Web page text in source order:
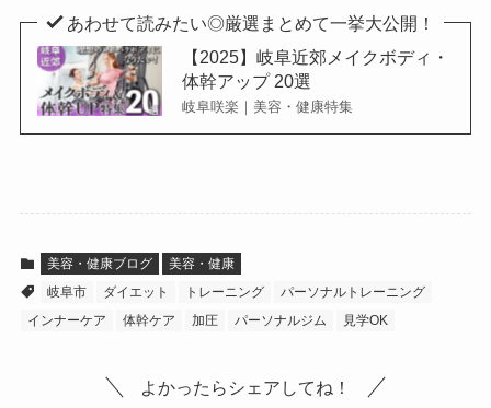
あわせて読みたい◎厳選まとめて一挙大公開！
【2025】岐阜近郊メイクボディ・
体幹アップ 20選
岐阜咲楽｜美容・健康特集
美容・健康ブログ
美容・健康
岐阜市
ダイエット トレーニング
パーソナルトレーニング
インナーケア
体幹ケア 加圧 パーソナルジム 見学OK
よかったらシェアしてね！